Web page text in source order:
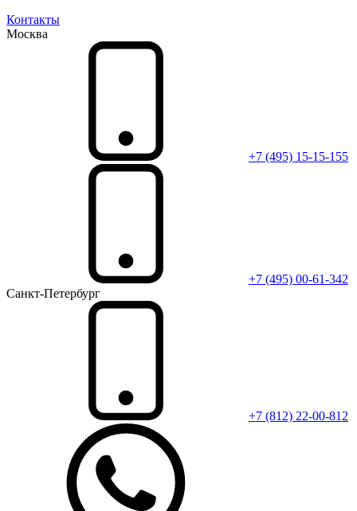
Контакты
Москва
+7 (495) 15-15-155
+7 (495) 00-61-342
Санкт-Петербург
+7 (812) 22-00-812